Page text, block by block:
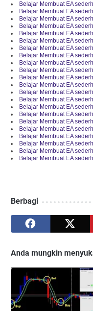
Belajar Membuat EA
Belajar Membuat EA
Belajar Membuat EA
Belajar Membuat EA
Belajar Membuat EA
Belajar Membuat EA
Belajar Membuat EA
Belajar Membuat EA
Belajar Membuat EA
Belajar Membuat EA
Belajar Membuat EA
Belajar Membuat EA
Belajar Membuat EA
Belajar Membuat EA
Belajar Membuat EA
Belajar Membuat EA
Belajar Membuat EA
Belajar Membuat EA
Belajar Membuat EA
Belajar Membuat EA
Belajar Membuat EA
Belajar Membuat EA
Berbagi
Anda mungkin